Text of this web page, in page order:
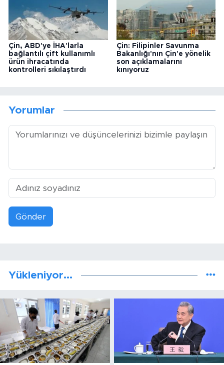
Çin, ABD'ye İHA'larla
bağlantılı çift kullanımlı
ürün ihracatında
kontrolleri sıkılaştırdı
Çin: Filipinler Savunma
Bakanlığı'nın Çin'e yönelik
son açıklamalarını
kınıyoruz
Yorumlar
Gönder
Yükleniyor...